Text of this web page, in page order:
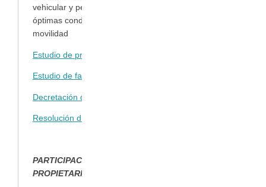
vehicular y peatonal, en
óptimas condiciones de
movilidad
Estudio de prefactibilidad
Estudio de factibilidad
Decretación de la obra
Resolución distribuidora
PARTICIPACIÓN
PROPIETARIOS